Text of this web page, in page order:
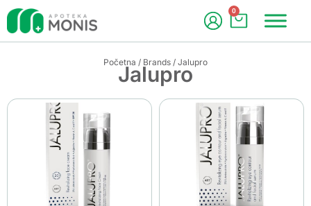
0
Početna / Brands / Jalupro
Jalupro